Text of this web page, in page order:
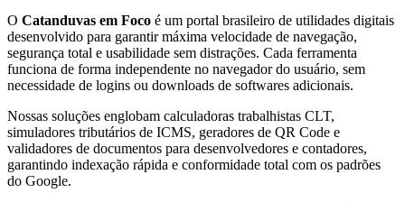
O Catanduvas em Foco é um portal brasileiro de utilidades digitais
desenvolvido para garantir máxima velocidade de navegação,
segurança total e usabilidade sem distrações. Cada ferramenta
funciona de forma independente no navegador do usuário, sem
necessidade de logins ou downloads de softwares adicionais.
Nossas soluções englobam calculadoras trabalhistas CLT,
simuladores tributários de ICMS, geradores de QR Code e
validadores de documentos para desenvolvedores e contadores,
garantindo indexação rápida e conformidade total com os padrões
do Google.